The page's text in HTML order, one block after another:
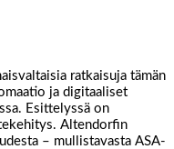
ratkaisuja tämän
ja digitaaliset
Esittelyssä on
Altendorfin
– mullistavasta ASA-